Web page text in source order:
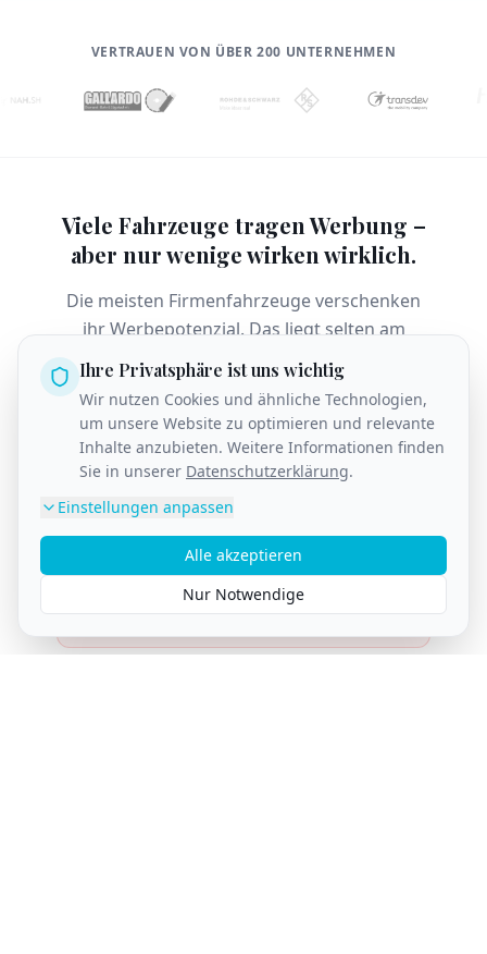
VERTRAUEN VON ÜBER 200 UNTERNEHMEN
Viele Fahrzeuge tragen Werbung –
aber nur wenige wirken wirklich.
Die meisten Firmenfahrzeuge verschenken
ihr Werbepotenzial. Das liegt selten am
Willen – sondern an der Umsetzung.
Leistungen nicht klar erkennbar
Flächen ungenutzt
Ihre Privatsphäre ist uns wichtig
Wir nutzen Cookies und ähnliche Technologien,
um unsere Website zu optimieren und relevante
Inhalte anzubieten. Weitere Informationen finden
Sie in unserer Datenschutzerklärung.
Einstellungen anpassen
Nur Notwendige
Alle akzeptieren